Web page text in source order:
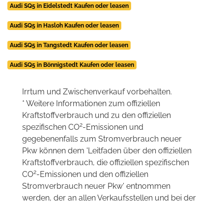
Audi SQ5 in Eidelstedt Kaufen oder leasen
Audi SQ5 in Hasloh Kaufen oder leasen
Audi SQ5 in Tangstedt Kaufen oder leasen
Audi SQ5 in Bönnigstedt Kaufen oder leasen
Irrtum und Zwischenverkauf vorbehalten.
* Weitere Informationen zum offiziellen
Kraftstoffverbrauch und zu den offiziellen
spezifischen CO2-Emissionen und
gegebenenfalls zum Stromverbrauch neuer
Pkw können dem 'Leitfaden über den offiziellen
Kraftstoffverbrauch, die offiziellen spezifischen
CO2-Emissionen und den offiziellen
Stromverbrauch neuer Pkw' entnommen
werden, der an allen Verkaufsstellen und bei der